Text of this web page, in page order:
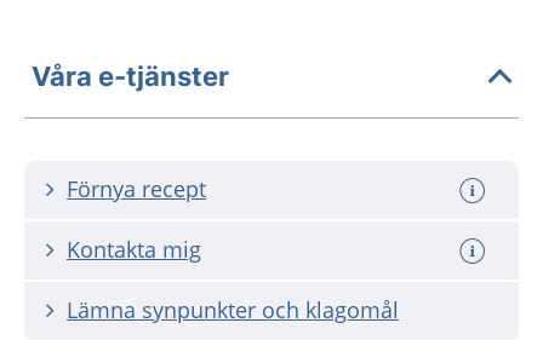
Våra e-tjänster
Förnya recept
Kontakta mig
Lämna synpunkter och klagomål